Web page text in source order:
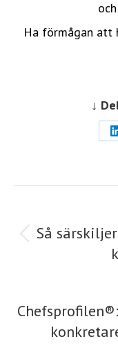
Ha förmågan att
↓
Så